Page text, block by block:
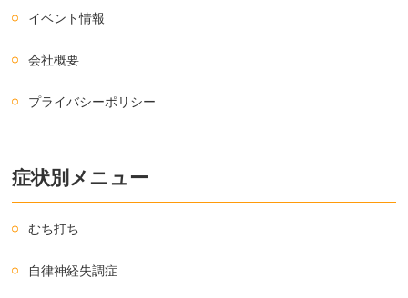
イベント情報
会社概要
プライバシーポリシー
症状別メニュー
むち打ち
自律神経失調症